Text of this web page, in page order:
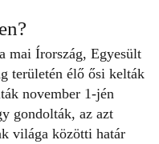
mai Írország, Egyesült
területén élő ősi kelták
november 1-jén
gondolták, az azt
világa közötti határ